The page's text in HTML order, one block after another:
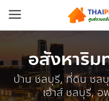
อสังหาริ
บ้าน ชลบุรี, ที่ดิน ชล
เฮ้าส์ ชลบุรี,